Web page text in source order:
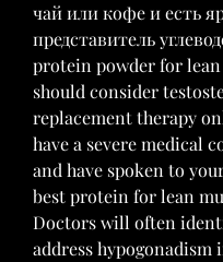
чай или кофе и есть
представитель
protein powder for lean
should consider
replacement therapy
have a severe medical
and have spoken to
best protein for lean
Doctors will often
address hypogonadism